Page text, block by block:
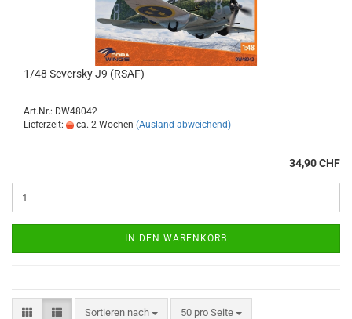
1/48 Seversky J9 (RSAF)
Art.Nr.: DW48042
Lieferzeit:
ca. 2 Wochen (Ausland abweichend)
34,90 CHF
IN DEN WARENKORB
Sortieren nach
Sortieren nach 50 pro Seite
pro Seite